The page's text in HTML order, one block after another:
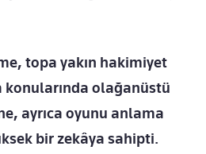
topa yakın hakimiyet
konularında olağanüstü
ayrıca oyunu anlama
bir zekâya sahipti.